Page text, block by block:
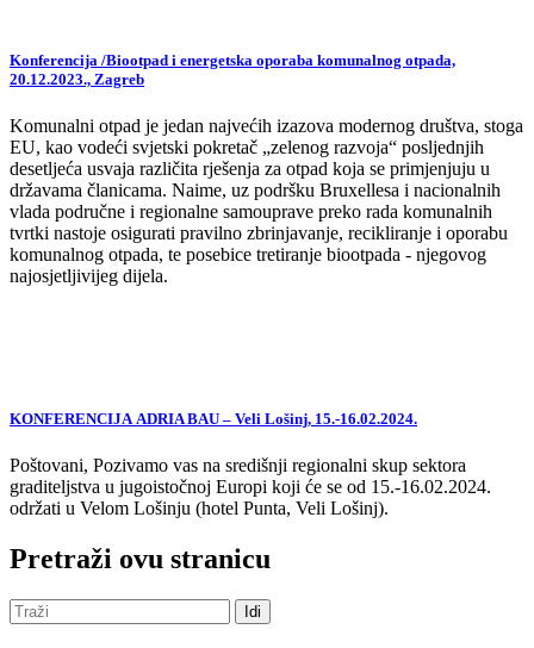
Konferencija /Biootpad i energetska oporaba komunalnog otpada,
20.12.2023., Zagreb
Komunalni otpad je jedan najvećih izazova modernog društva, stoga
EU, kao vodeći svjetski pokretač „zelenog razvoja“ posljednjih
desetljeća usvaja različita rješenja za otpad koja se primjenjuju u
državama članicama. Naime, uz podršku Bruxellesa i nacionalnih
vlada područne i regionalne samouprave preko rada komunalnih
tvrtki nastoje osigurati pravilno zbrinjavanje, recikliranje i oporabu
komunalnog otpada, te posebice tretiranje biootpada - njegovog
najosjetljivijeg dijela.
KONFERENCIJA ADRIA BAU – Veli Lošinj, 15.-16.02.2024.
Poštovani, Pozivamo vas na središnji regionalni skup sektora
graditeljstva u jugoistočnoj Europi koji će se od 15.-16.02.2024.
održati u Velom Lošinju (hotel Punta, Veli Lošinj).
Pretraži ovu stranicu